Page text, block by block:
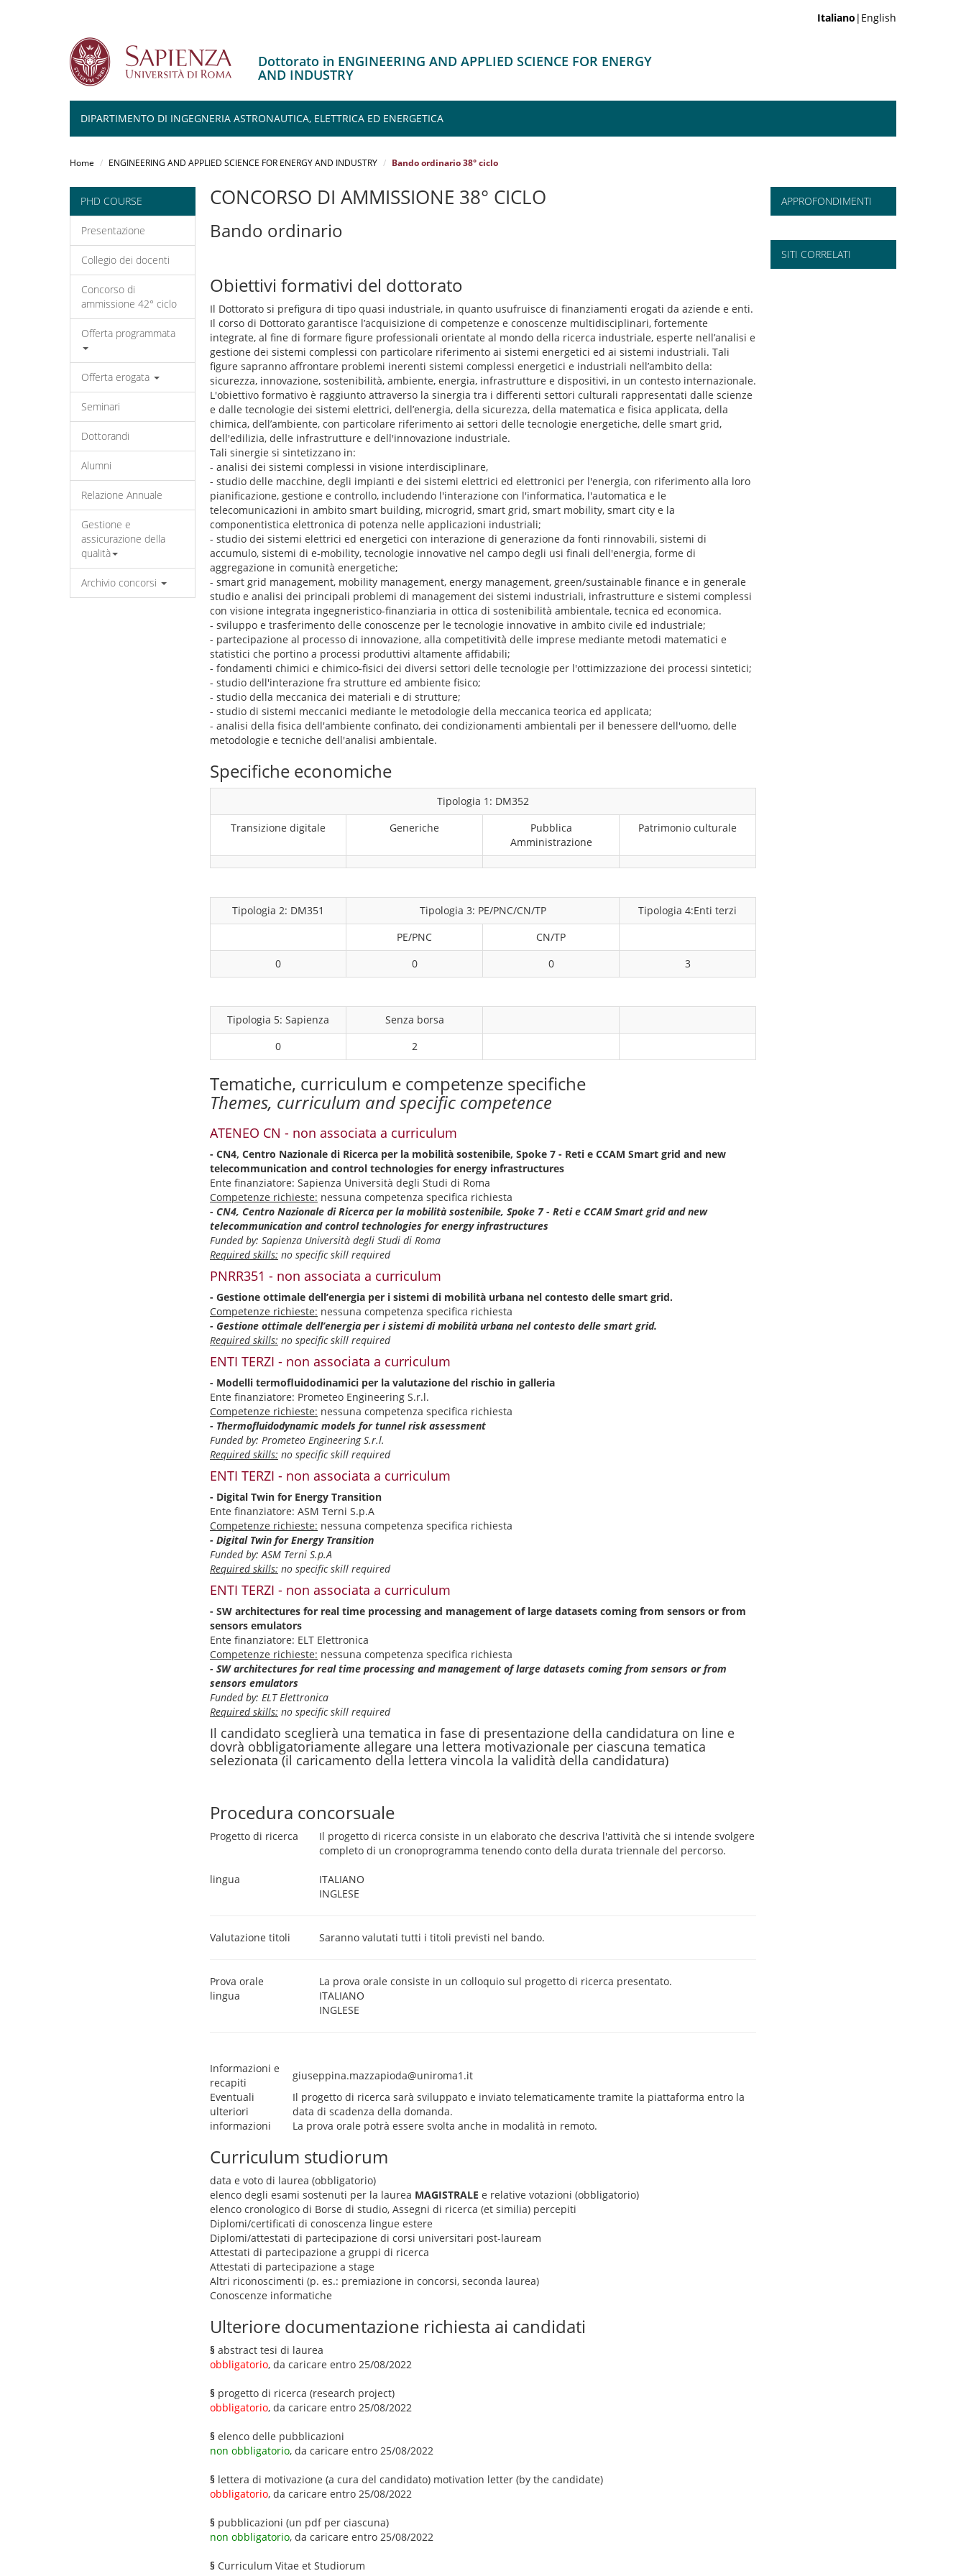
Italiano |English
Dottorato in ENGINEERING AND APPLIED SCIENCE FOR ENERGY
AND INDUSTRY
DIPARTIMENTO DI INGEGNERIA ASTRONAUTICA, ELETTRICA ED ENERGETICA
Home ENGINEERING AND APPLIED SCIENCE FOR ENERGY AND INDUSTRY Bando ordinario 38° ciclo
PHD COURSE
Presentazione
Collegio dei docenti
Concorso di
ammissione 42° ciclo
Offerta programmata
Offerta erogata
Seminari
Dottorandi
Alumni
Relazione Annuale
Gestione e
assicurazione della
qualità
Archivio concorsi
CONCORSO DI AMMISSIONE 38° CICLO
Bando ordinario
Obiettivi formativi del dottorato
Il Dottorato si prefigura di tipo quasi industriale, in quanto usufruisce di finanziamenti erogati da aziende e enti.
Il corso di Dottorato garantisce l’acquisizione di competenze e conoscenze multidisciplinari, fortemente
integrate, al fine di formare figure professionali orientate al mondo della ricerca industriale, esperte nell’analisi e
gestione dei sistemi complessi con particolare riferimento ai sistemi energetici ed ai sistemi industriali. Tali
figure sapranno affrontare problemi inerenti sistemi complessi energetici e industriali nell’ambito della:
sicurezza, innovazione, sostenibilità, ambiente, energia, infrastrutture e dispositivi, in un contesto internazionale.
L'obiettivo formativo è raggiunto attraverso la sinergia tra i differenti settori culturali rappresentati dalle scienze
e dalle tecnologie dei sistemi elettrici, dell’energia, della sicurezza, della matematica e fisica applicata, della
chimica, dell’ambiente, con particolare riferimento ai settori delle tecnologie energetiche, delle smart grid,
dell'edilizia, delle infrastrutture e dell'innovazione industriale.
Tali sinergie si sintetizzano in:
- analisi dei sistemi complessi in visione interdisciplinare,
- studio delle macchine, degli impianti e dei sistemi elettrici ed elettronici per l'energia, con riferimento alla loro
pianificazione, gestione e controllo, includendo l'interazione con l'informatica, l'automatica e le
telecomunicazioni in ambito smart building, microgrid, smart grid, smart mobility, smart city e la
componentistica elettronica di potenza nelle applicazioni industriali;
- studio dei sistemi elettrici ed energetici con interazione di generazione da fonti rinnovabili, sistemi di
accumulo, sistemi di e-mobility, tecnologie innovative nel campo degli usi finali dell'energia, forme di
aggregazione in comunità energetiche;
- smart grid management, mobility management, energy management, green/sustainable finance e in generale
studio e analisi dei principali problemi di management dei sistemi industriali, infrastrutture e sistemi complessi
con visione integrata ingegneristico-finanziaria in ottica di sostenibilità ambientale, tecnica ed economica.
- sviluppo e trasferimento delle conoscenze per le tecnologie innovative in ambito civile ed industriale;
- partecipazione al processo di innovazione, alla competitività delle imprese mediante metodi matematici e
statistici che portino a processi produttivi altamente affidabili;
- fondamenti chimici e chimico-fisici dei diversi settori delle tecnologie per l'ottimizzazione dei processi sintetici;
- studio dell'interazione fra strutture ed ambiente fisico;
- studio della meccanica dei materiali e di strutture;
- studio di sistemi meccanici mediante le metodologie della meccanica teorica ed applicata;
- analisi della fisica dell'ambiente confinato, dei condizionamenti ambientali per il benessere dell'uomo, delle
metodologie e tecniche dell'analisi ambientale.
Specifiche economiche
Tipologia 1: DM352
Transizione digitale
Generiche
Pubblica
Amministrazione
Patrimonio culturale
Tipologia 2: DM351 Tipologia 3: PE/PNC/CN/TP
Tipologia 4:Enti terzi
PE/PNC
CN/TP
0
0 0 3
Tipologia 5: Sapienza
Senza borsa
0
2
Tematiche, curriculum e competenze specifiche
Themes, curriculum and specific competence
ATENEO CN - non associata a curriculum
- CN4, Centro Nazionale di Ricerca per la mobilità sostenibile, Spoke 7 - Reti e CCAM Smart grid and new
telecommunication and control technologies for energy infrastructures
Ente finanziatore: Sapienza Università degli Studi di Roma
Competenze richieste: nessuna competenza specifica richiesta
- CN4, Centro Nazionale di Ricerca per la mobilità sostenibile, Spoke 7 - Reti e CCAM Smart grid and new
telecommunication and control technologies for energy infrastructures
Funded by: Sapienza Università degli Studi di Roma
Required skills: no specific skill required
PNRR351 - non associata a curriculum
- Gestione ottimale dell’energia per i sistemi di mobilità urbana nel contesto delle smart grid.
Competenze richieste: nessuna competenza specifica richiesta
- Gestione ottimale dell’energia per i sistemi di mobilità urbana nel contesto delle smart grid.
Required skills: no specific skill required
ENTI TERZI - non associata a curriculum
- Modelli termofluidodinamici per la valutazione del rischio in galleria
Ente finanziatore: Prometeo Engineering S.r.l.
Competenze richieste: nessuna competenza specifica richiesta
- Thermofluidodynamic models for tunnel risk assessment
Funded by: Prometeo Engineering S.r.l.
Required skills: no specific skill required
ENTI TERZI - non associata a curriculum
- Digital Twin for Energy Transition
Ente finanziatore: ASM Terni S.p.A
Competenze richieste: nessuna competenza specifica richiesta
- Digital Twin for Energy Transition
Funded by: ASM Terni S.p.A
Required skills: no specific skill required
ENTI TERZI - non associata a curriculum
- SW architectures for real time processing and management of large datasets coming from sensors or from
sensors emulators
Ente finanziatore: ELT Elettronica
Competenze richieste: nessuna competenza specifica richiesta
- SW architectures for real time processing and management of large datasets coming from sensors or from
sensors emulators
Funded by: ELT Elettronica
Required skills: no specific skill required
Il candidato sceglierà una tematica in fase di presentazione della candidatura on line e
dovrà obbligatoriamente allegare una lettera motivazionale per ciascuna tematica
selezionata (il caricamento della lettera vincola la validità della candidatura)
Procedura concorsuale
Progetto di ricerca
Il progetto di ricerca consiste in un elaborato che descriva l'attività che si intende svolgere
completo di un cronoprogramma tenendo conto della durata triennale del percorso.
lingua
ITALIANO
INGLESE
Valutazione titoli Saranno valutati tutti i titoli previsti nel bando.
Prova orale
La prova orale consiste in un colloquio sul progetto di ricerca presentato.
lingua
ITALIANO
INGLESE
Informazioni e
recapiti
giuseppina.mazzapioda@uniroma1.it
Eventuali
ulteriori
informazioni
Il progetto di ricerca sarà sviluppato e inviato telematicamente tramite la piattaforma entro la
data di scadenza della domanda.
La prova orale potrà essere svolta anche in modalità in remoto.
Curriculum studiorum
data e voto di laurea (obbligatorio)
elenco degli esami sostenuti per la laurea MAGISTRALE e relative votazioni (obbligatorio)
elenco cronologico di Borse di studio, Assegni di ricerca (et similia) percepiti
Diplomi/certificati di conoscenza lingue estere
Diplomi/attestati di partecipazione di corsi universitari post-lauream
Attestati di partecipazione a gruppi di ricerca
Attestati di partecipazione a stage
Altri riconoscimenti (p. es.: premiazione in concorsi, seconda laurea)
Conoscenze informatiche
Ulteriore documentazione richiesta ai candidati
§ abstract tesi di laurea
obbligatorio, da caricare entro 25/08/2022
§ progetto di ricerca (research project)
obbligatorio, da caricare entro 25/08/2022
§ elenco delle pubblicazioni
non obbligatorio, da caricare entro 25/08/2022
§ lettera di motivazione (a cura del candidato) motivation letter (by the candidate)
obbligatorio, da caricare entro 25/08/2022
§ pubblicazioni (un pdf per ciascuna)
non obbligatorio, da caricare entro 25/08/2022
§ Curriculum Vitae et Studiorum
APPROFONDIMENTI
SITI CORRELATI